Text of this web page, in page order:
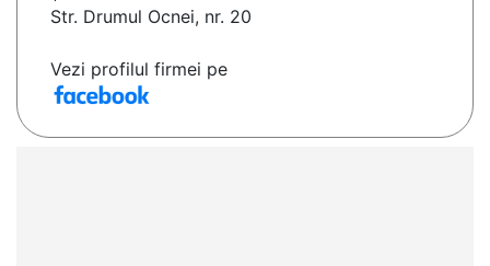
Str. Drumul Ocnei, nr. 20
Vezi profilul firmei pe